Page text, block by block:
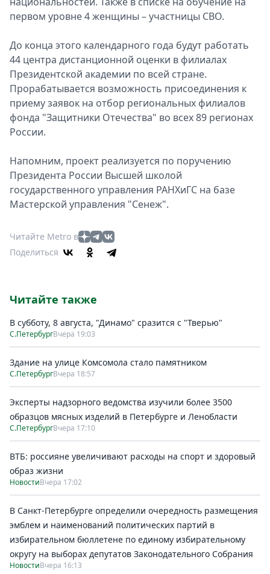
первом уровне 4 женщины – участницы СВО.
До конца этого календарного года будут работать
44 центра дистанционной оценки в филиалах
Президентской академии по всей стране.
Прорабатывается возможность присоединения к
приему заявок на отбор региональных филиалов
фонда "Защитники Отечества" во всех 89 регионах
России.
Напомним, проект реализуется по поручению
Президента России Высшей школой
государственного управления РАНХиГС на базе
Мастерской управления "Сенеж".
Читайте Metro в
Поделиться
Читайте также
В субботу, 8 августа, "Динамо" сразится с "Тверью"
С.ПетербургВчера 19:03
Здание на улице Комсомола стало памятником
С.ПетербургВчера 18:57
Эксперты надзорного ведомства изучили более 3500
образцов мясных изделий в Петербурге и Ленобласти
С.ПетербургВчера 17:10
ВТБ: россияне увеличивают расходы на спорт и здоровый
образ жизни
НовостиВчера 17:02
В Санкт-Петербурге определили очередность размещения
эмблем и наименований политических партий в
избирательном бюллетене по единому избирательному
округу на выборах депутатов Законодательного Собрания
НовостиВчера 16:13